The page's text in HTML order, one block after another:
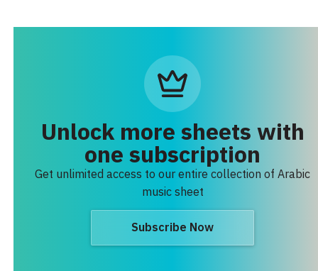
Unlock more sheets with
one subscription
Get unlimited access to our entire collection of Arabic
music sheet
Subscribe Now